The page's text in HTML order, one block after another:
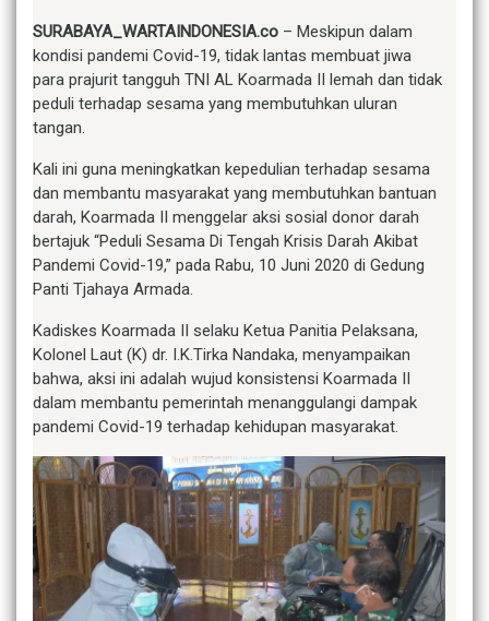
SURABAYA_WARTAINDONESIA.co – Meskipun dalam
kondisi pandemi Covid-19, tidak lantas membuat jiwa
para prajurit tangguh TNI AL Koarmada II lemah dan tidak
peduli terhadap sesama yang membutuhkan uluran
tangan.
Kali ini guna meningkatkan kepedulian terhadap sesama
dan membantu masyarakat yang membutuhkan bantuan
darah, Koarmada II menggelar aksi sosial donor darah
bertajuk “Peduli Sesama Di Tengah Krisis Darah Akibat
Pandemi Covid-19,” pada Rabu, 10 Juni 2020 di Gedung
Panti Tjahaya Armada.
Kadiskes Koarmada II selaku Ketua Panitia Pelaksana,
Kolonel Laut (K) dr. I.K.Tirka Nandaka, menyampaikan
bahwa, aksi ini adalah wujud konsistensi Koarmada II
dalam membantu pemerintah menanggulangi dampak
pandemi Covid-19 terhadap kehidupan masyarakat.